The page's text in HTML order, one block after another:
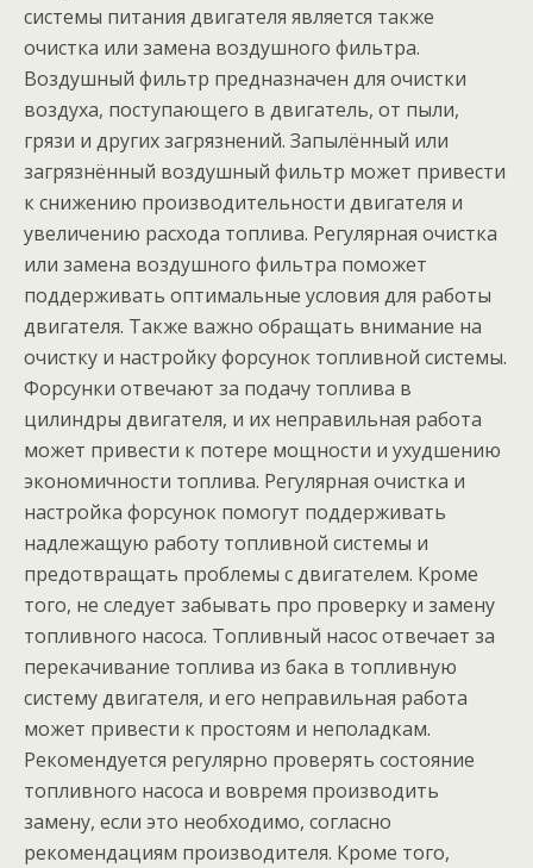
системы питания двигателя является также
очистка или замена воздушного фильтра.
Воздушный фильтр предназначен для очистки
воздуха, поступающего в двигатель, от пыли,
грязи и других загрязнений. Запылённый или
загрязнённый воздушный фильтр может привести
к снижению производительности двигателя и
увеличению расхода топлива. Регулярная очистка
или замена воздушного фильтра поможет
поддерживать оптимальные условия для работы
двигателя. Также важно обращать внимание на
очистку и настройку форсунок топливной системы.
Форсунки отвечают за подачу топлива в
цилиндры двигателя, и их неправильная работа
может привести к потере мощности и ухудшению
экономичности топлива. Регулярная очистка и
настройка форсунок помогут поддерживать
надлежащую работу топливной системы и
предотвращать проблемы с двигателем. Кроме
того, не следует забывать про проверку и замену
топливного насоса. Топливный насос отвечает за
перекачивание топлива из бака в топливную
систему двигателя, и его неправильная работа
может привести к простоям и неполадкам.
Рекомендуется регулярно проверять состояние
топливного насоса и вовремя производить
замену, если это необходимо, согласно
рекомендациям производителя. Кроме того,